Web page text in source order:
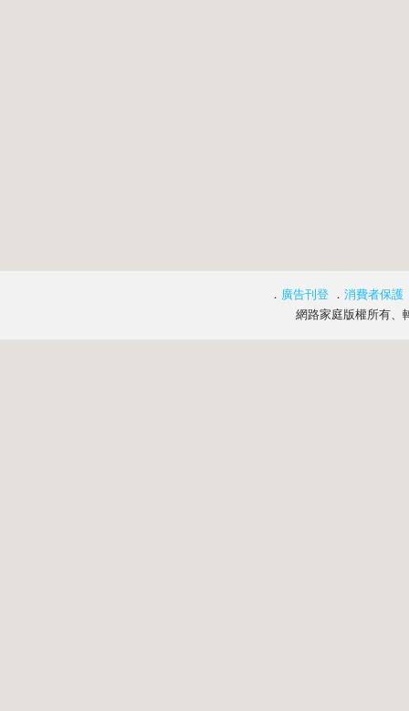
． 廣告刊登 ． 消費者保護
網路家庭版權所有、